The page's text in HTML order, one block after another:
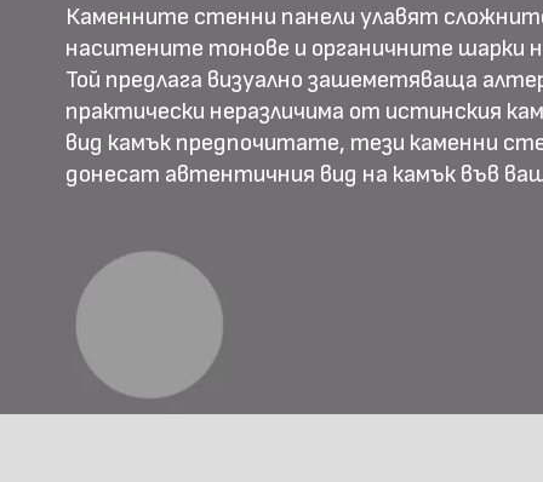
Каменните стенни панели улавят
наситените тонове и органичните шарки
Той предлага визуално зашеметяваща
практически неразличима от истинския
вид камък предпочитате, тези каменни
донесат автентичния вид на камък във